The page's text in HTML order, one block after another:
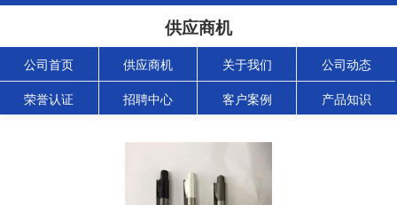
供应商机
公司首页 供应商机 关于我们 公司动态
荣誉认证 招聘中心 客户案例 产品知识